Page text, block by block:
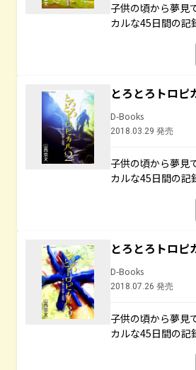
子供の頃から夢見
カルな45日間の記
とろとろトロ
D-Books
2018.03.29 発売
子供の頃から夢見
カルな45日間の記
とろとろトロ
D-Books
2018.07.26 発売
子供の頃から夢見
カルな45日間の記